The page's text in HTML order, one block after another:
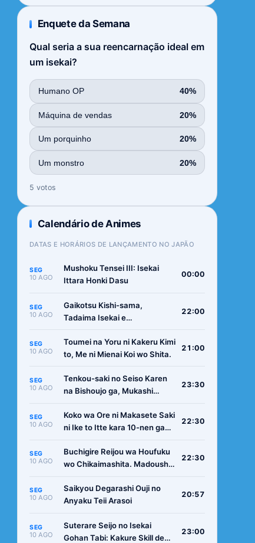
Enquete da Semana
Qual seria a sua reencarnação ideal em
um isekai?
Humano OP 40%
Máquina de vendas 20%
Um porquinho 20%
Um monstro 20%
5 votos
Calendário de Animes
DATAS E HORÁRIOS DE LANÇAMENTO NO JAPÃO
SEG
10 AGO
Mushoku Tensei III: Isekai
Ittara Honki Dasu
00:00
SEG
10 AGO
Gaikotsu Kishi-sama,
Tadaima Isekai e
22:00
SEG
10 AGO
Toumei na Yoru ni Kakeru Kimi
to, Me ni Mienai Koi wo Shita.
21:00
SEG
10 AGO
Tenkou-saki no Seiso Karen
na Bishoujo ga, Mukashi
Asonda Osananajimi Datta
Ken
23:30
SEG
10 AGO
Koko wa Ore ni Makasete Saki
ni Ike to Itte kara 10-nen ga
22:30
SEG
10 AGO
Buchigire Reijou wa Houfuku
wo Chikaimashita. Madousho
Tatakitsubushimasu
22:30
SEG
10 AGO
Saikyou Degarashi Ouji no
Anyaku Teii Arasoi
20:57
SEG
10 AGO
Suterare Seijo no Isekai
Gohan Tabi: Kakure Skill de
23:00